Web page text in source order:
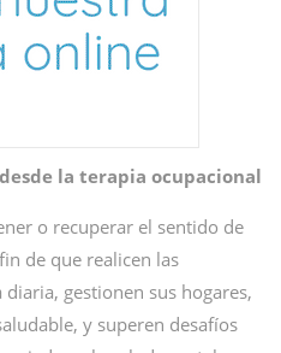
la terapia ocupacional
o recuperar el sentido de
de que realicen las
gestionen sus hogares,
y superen desafíos